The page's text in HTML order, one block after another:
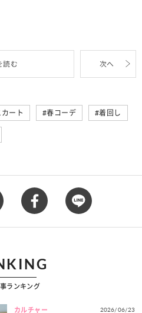
読む 次へ
カート 春コーデ 着回し
ランキング
カルチャー 2026/06/23